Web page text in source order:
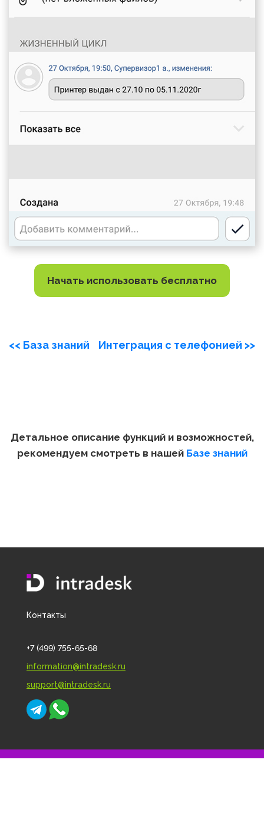
Начать использовать бесплатно
<< База знаний Интеграция с телефонией >>
Детальное описание функций и возможностей,
рекомендуем смотреть в нашей Базе знаний
Контакты
+7 (499) 755-65-68
information@intradesk.ru
support@intradesk.ru